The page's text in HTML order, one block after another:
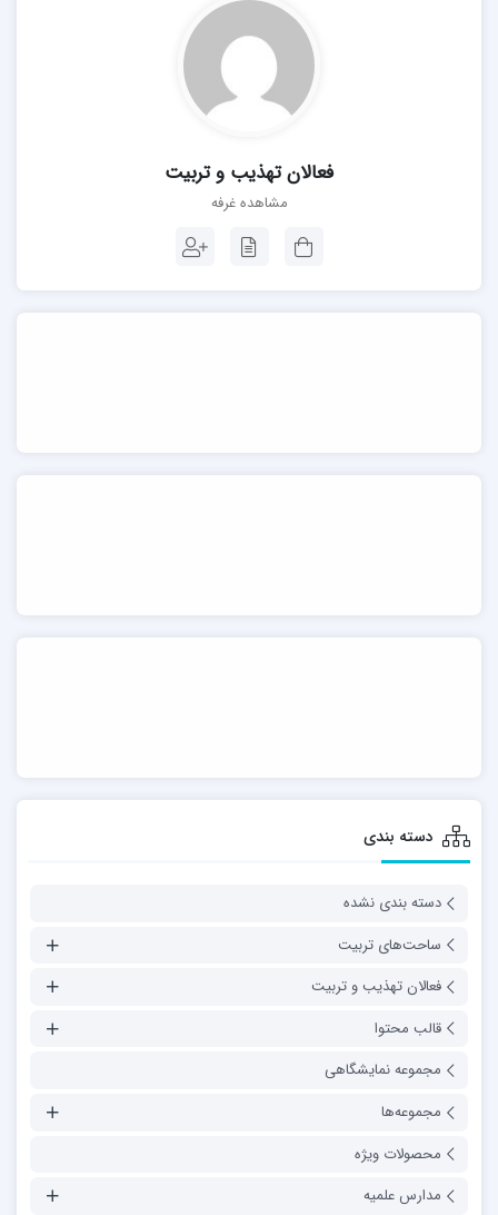
فعالان تهذیب و تربیت
مشاهده غرفه
دسته بندی
دسته بندی نشده
ساحت‌های تربیت
فعالان تهذیب و تربیت
قالب محتوا
مجموعه نمایشگاهی
مجموعه‌ها
محصولات ویژه
مدارس علمیه